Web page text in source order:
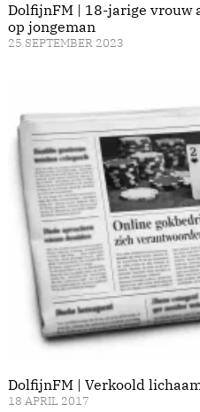
DolfijnFM | 18-jarige vrouw
op jongeman
25 SEPTEMBER 2023
DolfijnFM | Verkoold
18 APRIL 2017